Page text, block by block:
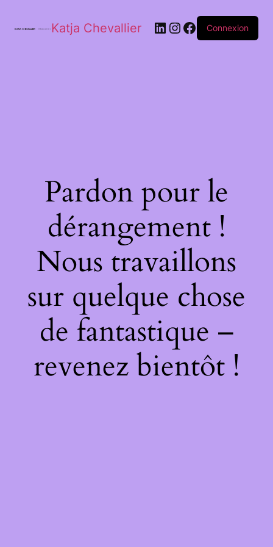
Katja Chevallier Connexion
Pardon pour le
dérangement !
Nous travaillons
sur quelque chose
de fantastique –
revenez bientôt !